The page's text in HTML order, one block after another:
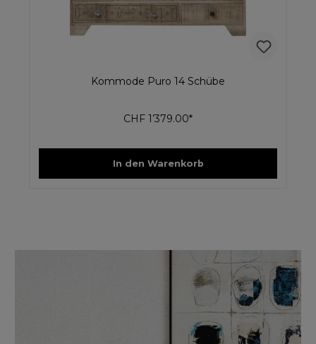
Kommode Puro 14 Schübe
CHF 1’379.00*
In den Warenkorb